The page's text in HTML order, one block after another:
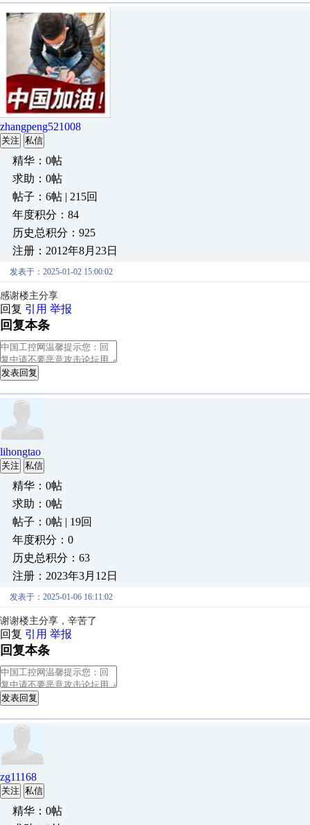
zhangpeng521008
关注 私信
精华：0帖
求助：0帖
帖子：6帖 | 215回
年度积分：84
历史总积分：925
注册：2012年8月23日
发表于：2025-01-02 15:00:02
感谢楼主分享
回复 引用 举报
回复本条
发表回复
lihongtao
关注 私信
精华：0帖
求助：0帖
帖子：0帖 | 19回
年度积分：0
历史总积分：63
注册：2023年3月12日
发表于：2025-01-06 16:11:02
谢谢楼主分享，辛苦了
回复 引用 举报
回复本条
发表回复
zg11168
关注 私信
精华：0帖